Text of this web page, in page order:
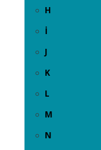
H
İ
J
K
L
M
N